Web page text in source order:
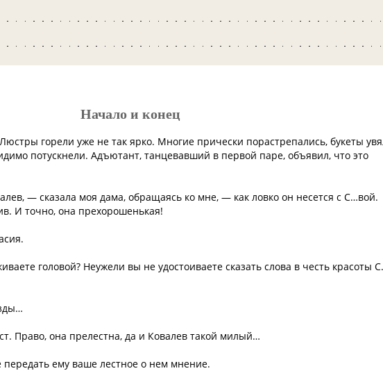
Начало и конец
горели уже не так ярко. Многие прически порастрепались, букеты
потускнели. Адъютант, танцевавший в первой паре, объявил, что это
— сказала моя дама, обращаясь ко мне, — как ловко он несется с С…вой.
И точно, она прехорошенькая!
головой? Неужели вы не удостоиваете сказать слова в честь красоты
Право, она прелестна, да и Ковалев такой милый…
ему ваше лестное о нем мнение.